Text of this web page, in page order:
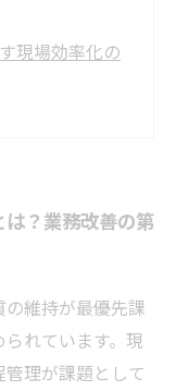
現場効率化の
企業の取り組
：課題から成
テクニック5選
と今すぐ始め
？業務改善の第
維持が最優先課
れています。現
理が課題として